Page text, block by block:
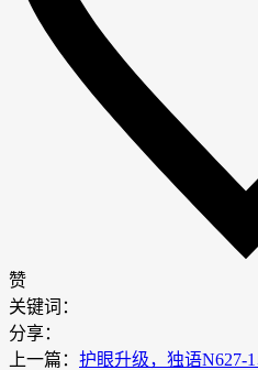
赞
关键词：
分享：
上一篇： 护眼升级，独语N627-